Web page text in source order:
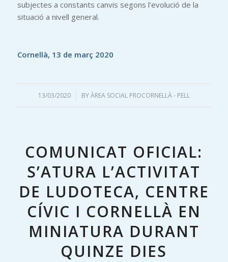
subjectes a constants canvis segons l’evolució de la
situació a nivell general.
Cornellà, 13 de març 2020
13/03/2020
/ BYÀREA SOCIAL PROCORNELLÀ - PELL
COMUNICAT OFICIAL:
S’ATURA L’ACTIVITAT
DE LUDOTECA, CENTRE
CÍVIC I CORNELLÀ EN
MINIATURA DURANT
QUINZE DIES